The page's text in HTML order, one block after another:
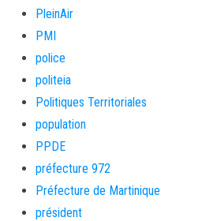
PleinAir
PMI
police
politeia
Politiques Territoriales
population
PPDE
préfecture 972
Préfecture de Martinique
président